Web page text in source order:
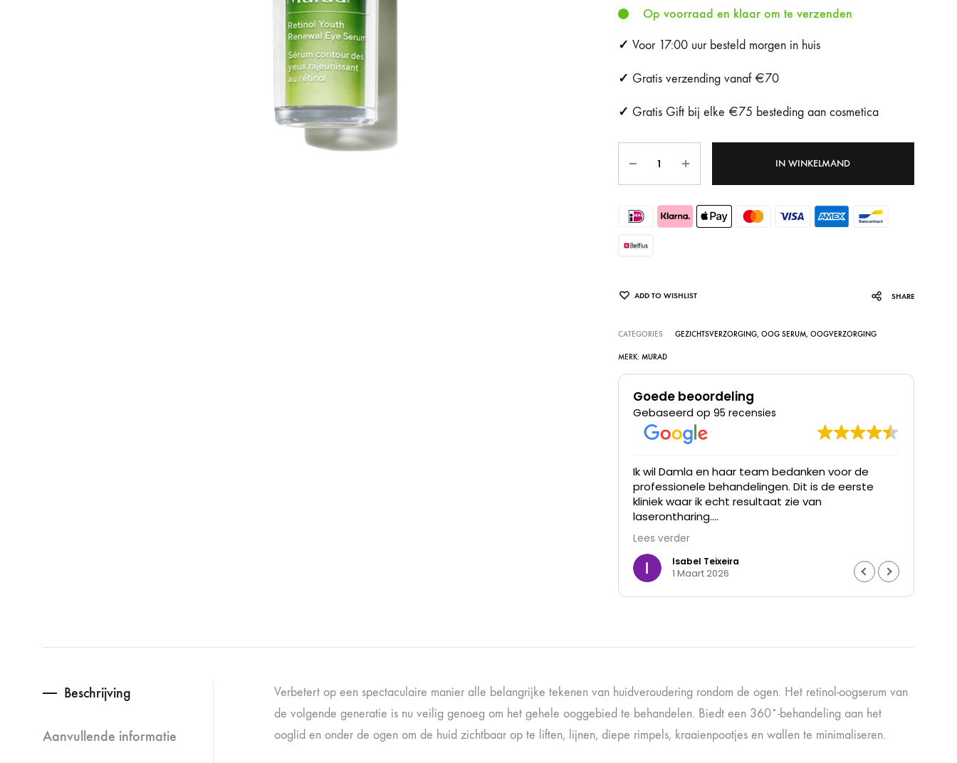
Relax behandeling
Rosacea
Rug behandeling
SmoothLips
SmoothEye
Fotona Dynamis NX
Gentle Max Pro
Hydrafacial Syndeo
LPG Endermologie
Tixel
Op voorraad en klaar om te verzenden
✓ Voor 17:00 uur besteld morgen in huis
✓ Gratis verzending vanaf €70
✓ Gratis Gift bij elke €75 besteding aan cosmetica
IN WINKELMAND
ADD TO WISHLIST SHARE
CATEGORIES GEZICHTSVERZORGING, OOG SERUM, OOGVERZORGING
MERK: MURAD
Goede beoordeling
Gebaseerd op 95 recensies
Ik wil Damla en haar team bedanken voor de
professionele behandelingen. Dit is de eerste
kliniek waar ik echt resultaat zie van
laserontharing.
De haargroei is duidelijk verminderd en mijn huid
voelt gladder aan. Ik ben ontzettend blij met het
resultaat en de goede begeleiding. Echt een
Lees verder
Isabel Teixeira
1 Maart 2026
Beschrijving
Aanvullende informatie
Verbetert op een spectaculaire manier alle belangrijke tekenen van huidveroudering rondom de ogen. Het retinol-oogserum van
de volgende generatie is nu veilig genoeg om het gehele ooggebied te behandelen. Biedt een 360˚-behandeling aan het
ooglid en onder de ogen om de huid zichtbaar op te liften, lijnen, diepe rimpels, kraaienpootjes en wallen te minimaliseren.